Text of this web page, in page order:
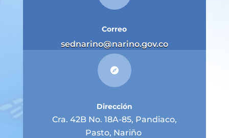
Correo
sednarino@narino.gov.co

Dirección
Cra. 42B No. 18A-85, Pandiaco,
Pasto, Nariño